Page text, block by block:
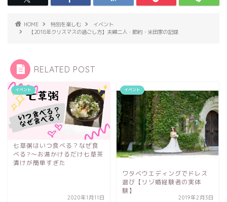
HOME 特別を楽しむ
イベント
【2018年クリスマスの過ごし方】夫婦二人・節約・米田家の記録
RELATED POST
イベント
七草粥はいつ食べる？なぜ食
べる?〜お湯かけるだけ七草茶
漬けが簡単すぎた
2020年1月11日
イベント
ワタベウエディングでドレス
選び【リゾ婚経験者の実体
験】
2019年2月3日